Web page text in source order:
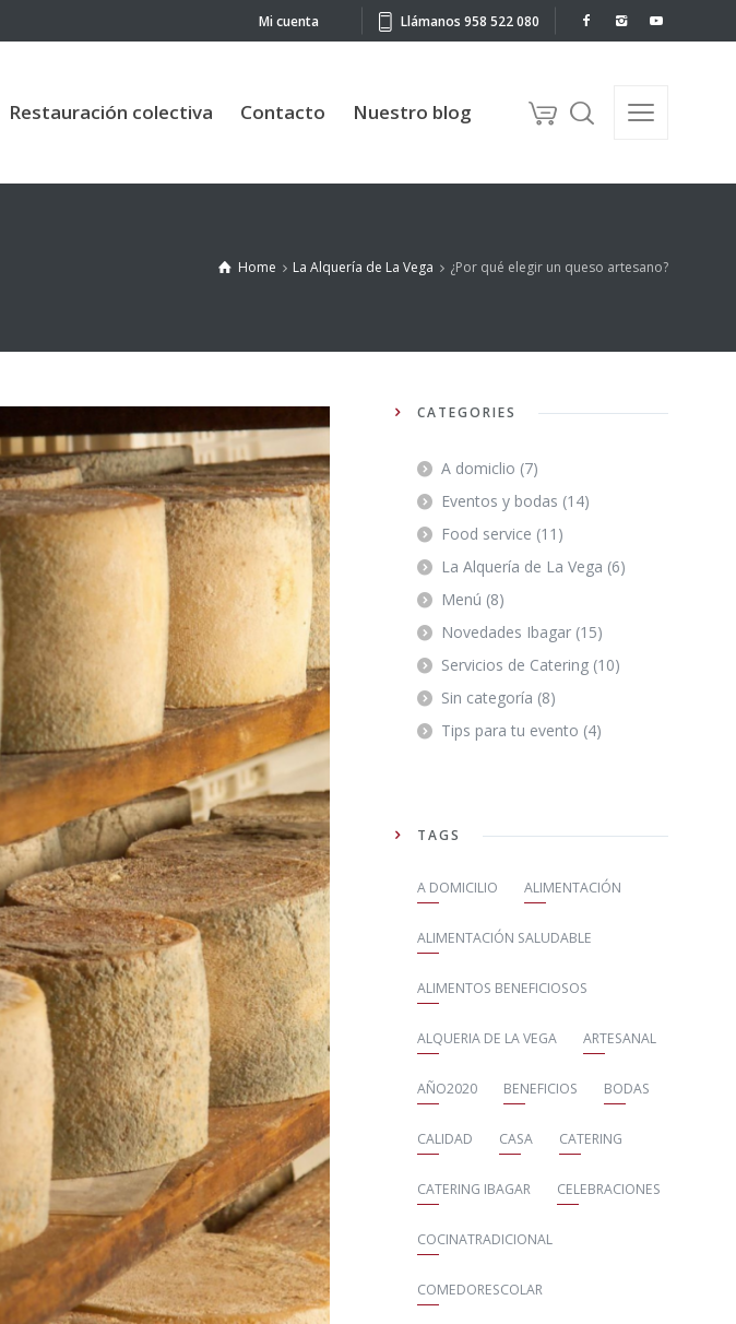
Mi cuenta Llámanos 958 522 080
Restauración colectiva Contacto Nuestro blog
Nuestro blog
Home La Alquería de La Vega ¿Por qué elegir un queso artesano?
CATEGORIES
A domiclio (7)
Eventos y bodas (14)
Food service (11)
La Alquería de La Vega (6)
Menú (8)
Novedades Ibagar (15)
Servicios de Catering (10)
Sin categoría (8)
Tips para tu evento (4)
TAGS
A DOMICILIO ALIMENTACIÓN
ALIMENTACIÓN SALUDABLE
ALIMENTOS BENEFICIOSOS
ALQUERIA DE LA VEGA ARTESANAL
AÑO2020 BENEFICIOS BODAS
CALIDAD CASA CATERING
CATERING IBAGAR CELEBRACIONES
COCINATRADICIONAL
COMEDORESCOLAR